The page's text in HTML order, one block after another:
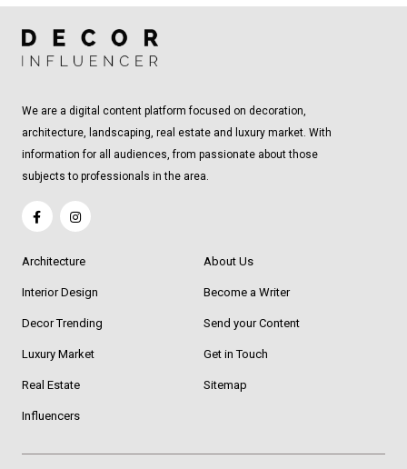
We are a digital content platform focused on decoration,
architecture, landscaping, real estate and luxury market. With
information for all audiences, from passionate about those
subjects to professionals in the area.
Architecture
Interior Design
Decor Trending
Luxury Market
Real Estate
Influencers
About Us
Become a Writer
Send your Content
Get in Touch
Sitemap